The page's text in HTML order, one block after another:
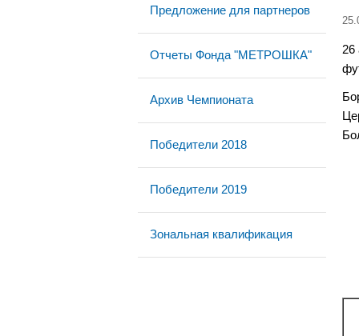
Предложение для партнеров
Отчеты Фонда "МЕТРОШКА"
Архив Чемпионата
Победители 2018
Победители 2019
Зональная квалификация
26